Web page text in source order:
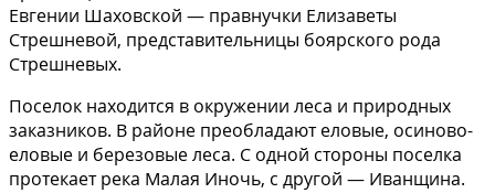
Евгении Шаховской — правнучки Елизаветы
Стрешневой, представительницы боярского рода
Стрешневых.
Поселок находится в окружении леса и природных
заказников. В районе преобладают еловые, осиново-
еловые и березовые леса. С одной стороны поселка
протекает река Малая Иночь, с другой — Иванщина.